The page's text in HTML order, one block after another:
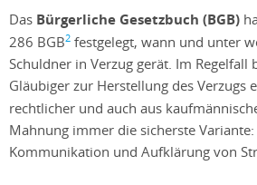
Das Bürgerliche Gesetzbuch (BGB)
286 BGB2 festgelegt, wann und unter
Schuldner in Verzug gerät. Im Regelfall
Gläubiger zur Herstellung des Verzugs
rechtlicher und auch aus
Mahnung immer die sicherste
Kommunikation und Aufklärung von